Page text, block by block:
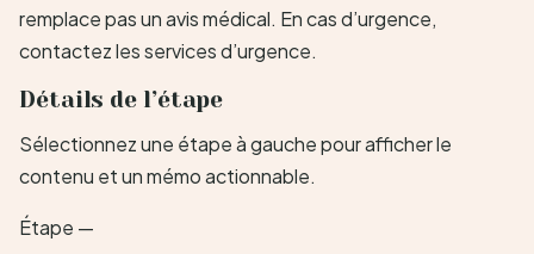
remplace pas un avis médical. En cas d’urgence,
contactez les services d’urgence.
Détails de l’étape
Sélectionnez une étape à gauche pour afficher le
contenu et un mémo actionnable.
Étape —